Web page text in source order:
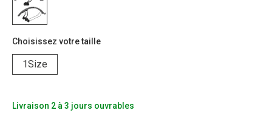
Choisissez votre taille
1Size
Livraison 2 à 3 jours ouvrables